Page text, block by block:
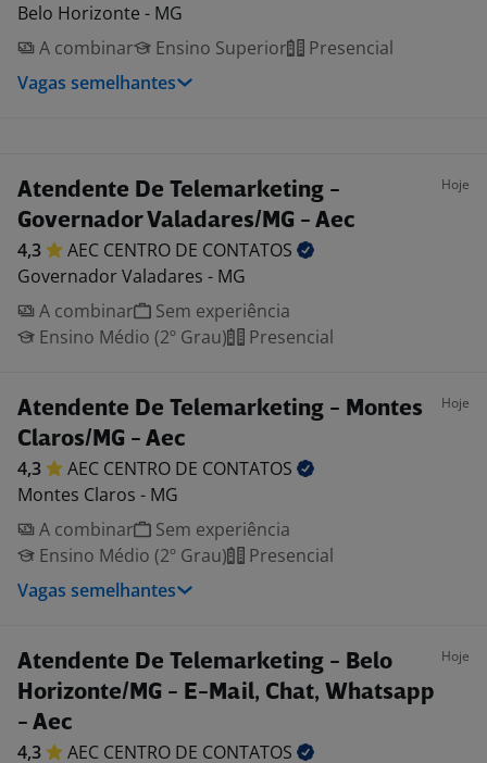
Belo Horizonte - MG
A combinar
Ensino Superior
Presencial
Vagas semelhantes
Atendente De Telemarketing -
Governador Valadares/MG - Aec
Hoje
4,3 AEC CENTRO DE CONTATOS
Governador Valadares - MG
A combinar
Sem experiência
Ensino Médio (2º Grau)
Presencial
Atendente De Telemarketing - Montes
Claros/MG - Aec
Hoje
4,3 AEC CENTRO DE CONTATOS
Montes Claros - MG
A combinar
Sem experiência
Ensino Médio (2º Grau)
Presencial
Vagas semelhantes
Atendente De Telemarketing - Belo
Horizonte/MG - E-Mail, Chat, Whatsapp
- Aec
Hoje
4,3 AEC CENTRO DE CONTATOS